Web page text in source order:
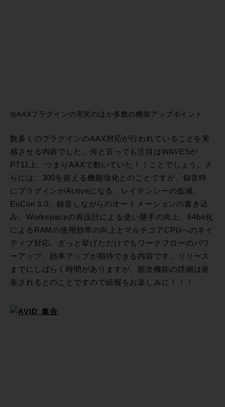
◎AAXプラグインの充実のほか多数の機能アップポイント
数多くのプラグインのAAX対応が行われていることを実
感させる内容でした。何と言っても注目はWAVESが
PT11上、つまりAAXで動いていた！！ことでしょう。さ
らには、300を超える機能強化とのことですが、録音時
にプラグインがActiveになる、レイテンシーの低減、
EuCon 3.0、録音しながらのオートメーションの書き込
み、Workspaceの再設計による使い勝手の向上、64bit化
によるRAMの使用効率の向上とマルチコアCPUへのネイ
ティブ対応。ざっと挙げただけでもワークフローのパワ
ーアップ、効率アップが期待できる内容です。リリース
までにしばらく時間がありますが、順次機能の詳細は発
表されるとのことですので続報をお楽しみに！！！